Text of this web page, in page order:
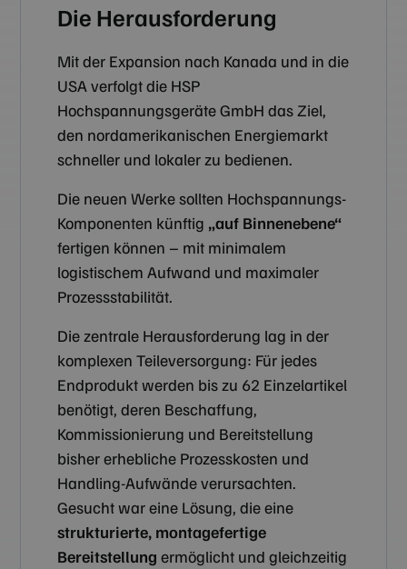
Die Herausforderung
Mit der Expansion nach Kanada und in die
USA verfolgt die HSP
Hochspannungsgeräte GmbH das Ziel,
den nordamerikanischen Energiemarkt
schneller und lokaler zu bedienen.
Die neuen Werke sollten Hochspannungs-
Komponenten künftig „auf Binnenebene“
fertigen können – mit minimalem
logistischem Aufwand und maximaler
Prozessstabilität.
Die zentrale Herausforderung lag in der
komplexen Teileversorgung: Für jedes
Endprodukt werden bis zu 62 Einzelartikel
benötigt, deren Beschaffung,
Kommissionierung und Bereitstellung
bisher erhebliche Prozesskosten und
Handling-Aufwände verursachten.
Gesucht war eine Lösung, die eine
strukturierte, montagefertige
Bereitstellung ermöglicht und gleichzeitig